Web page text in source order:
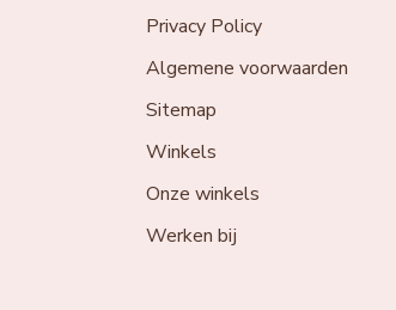
Privacy Policy
Algemene voorwaarden
Sitemap
Winkels
Onze winkels
Werken bij